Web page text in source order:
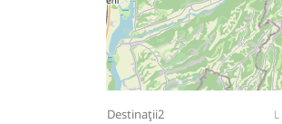
Destinații2 L